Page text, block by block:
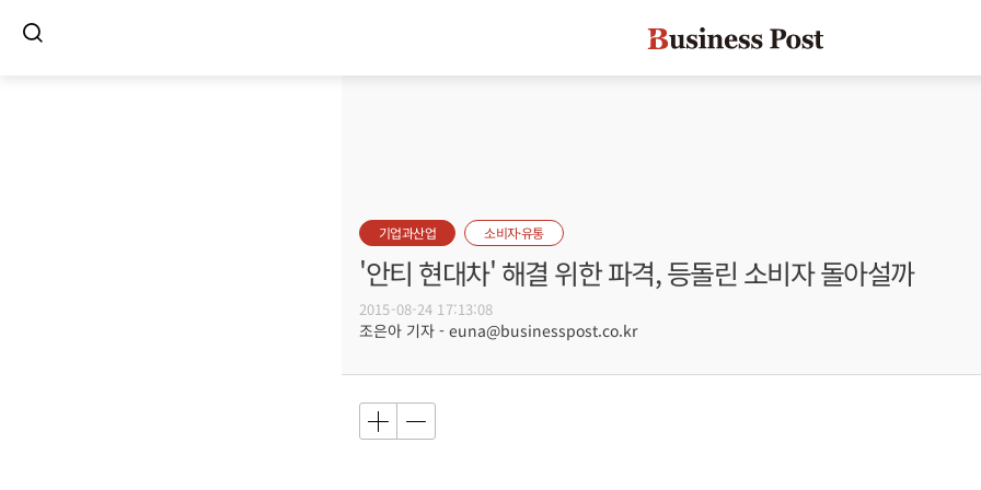
기업과산업 소비자·유통
'안티 현대차' 해결 위한 파격, 등돌린 소비자 돌아설까
2015-08-24 17:13:08
조은아 기자 - euna@businesspost.co.kr